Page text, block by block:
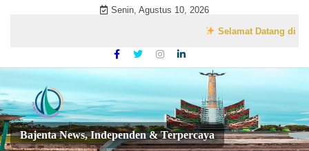
Senin, Agustus 10, 2026
Selamat Datang di Website
Bajenta News, Independen & Terpercaya